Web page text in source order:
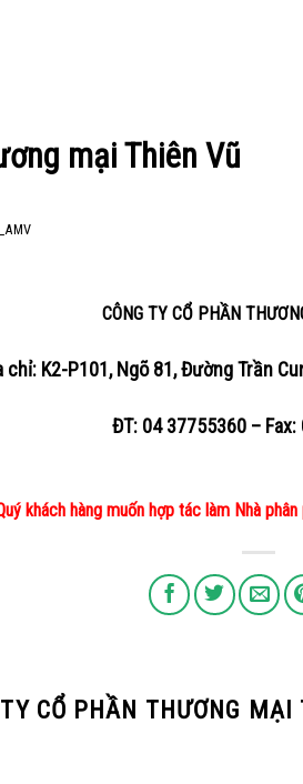
mại Thiên Vũ
CÔNG TY CỔ PHẦN
chỉ: K2-P101, Ngõ 81, Đường Trần
ĐT: 04 37755360 – Fax:
khách hàng muốn hợp tác làm Nhà
CỔ PHẦN THƯƠNG MẠI